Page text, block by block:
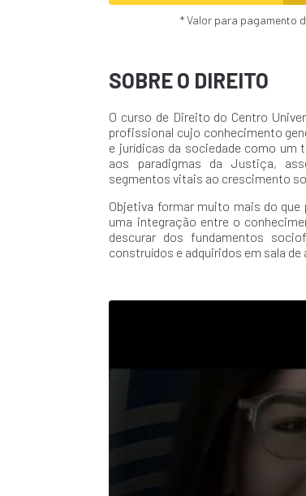
* Valor para pagamento
SOBRE O DIREITO
O curso de Direito do Centro
profissional cujo conhecimento
e jurídicas da sociedade como um
aos paradigmas da Justiça,
segmentos vitais ao crescimento
Objetiva formar muito mais do
uma integração entre o
descurar dos fundamentos
construídos e adquiridos em sala de